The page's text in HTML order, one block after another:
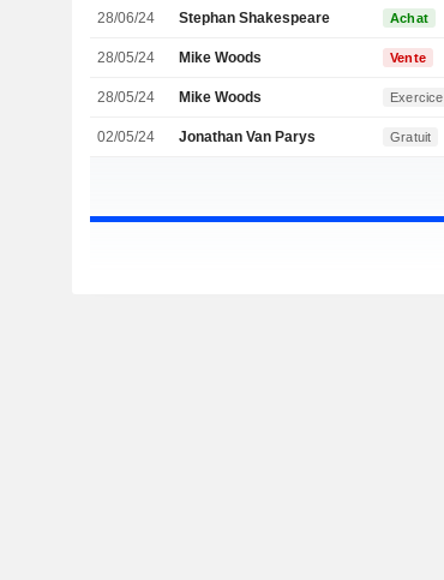
28/06/24 Stephan Shakespeare Achat
28/05/24 Mike Woods Vente
28/05/24 Mike Woods Exercice
02/05/24 Jonathan Van Parys Gratuit